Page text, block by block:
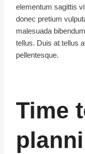
elementum sagittis
donec pretium
malesuada
tellus. Duis at tellus
pellentesque.
Time